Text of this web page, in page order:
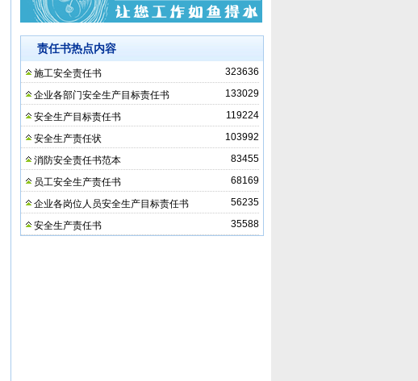
责任书热点内容
323636
施工安全责任书
133029
企业各部门安全生产目标责任书
119224
安全生产目标责任书
103992
安全生产责任状
83455
消防安全责任书范本
68169
员工安全生产责任书
56235
企业各岗位人员安全生产目标责任书
35588
安全生产责任书